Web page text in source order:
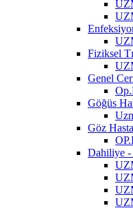
Fiziksel
Genel
Göğüs
Göz
Dahiliye -